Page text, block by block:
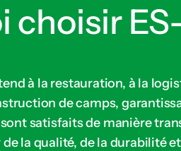
choisir
à la restauration, à la
de camps,
satisfaits de manière
la qualité, de la durabilité